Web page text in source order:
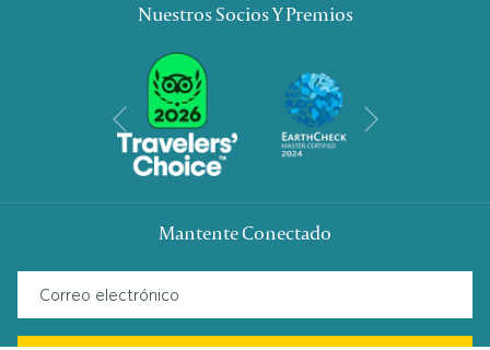
Nuestros Socios Y Premios
Anterior
Mantente Conectado